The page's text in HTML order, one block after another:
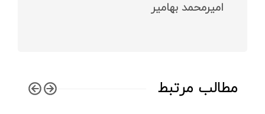
امیرمحمد بهامیر
مطالب مرتبط